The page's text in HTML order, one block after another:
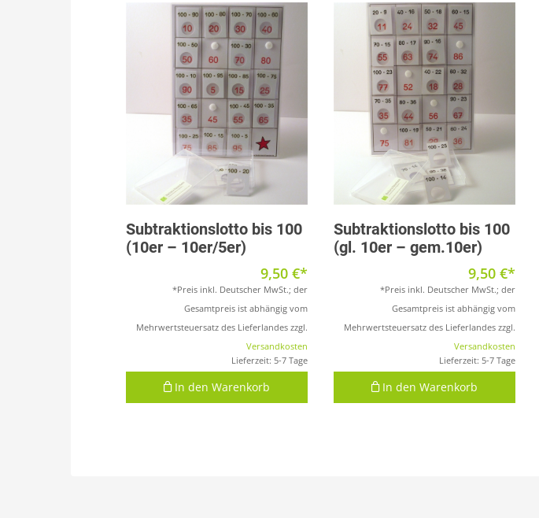
Produkt anzeigen
Subtraktionslotto bis 100
(10er – 10er/5er)
In den Warenkorb
9,50 €
*Preis inkl. Deutscher MwSt.; der
Gesamtpreis ist abhängig vom
Mehrwertsteuersatz des Lieferlandes zzgl.
Versandkosten
Lieferzeit: 5-7 Tage
Produkt anzeigen
Subtraktionslotto bis 100
(gl. 10er – gem.10er)
In den Warenkorb
9,50 €
*Preis inkl. Deutscher MwSt.; der
Gesamtpreis ist abhängig vom
Mehrwertsteuersatz des Lieferlandes zzgl.
Versandkosten
Lieferzeit: 5-7 Tage